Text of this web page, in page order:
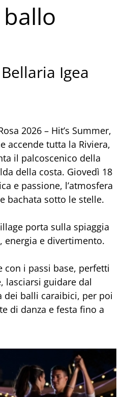
Igea
2026 – Hit’s Summer,
accende tutta la Riviera,
il palcoscenico della
della costa. Giovedì 18
e passione, l’atmosfera
bachata sotto le stelle.
porta sulla spiaggia
energia e divertimento.
con i passi base, perfetti
lasciarsi guidare dal
dei balli caraibici, per poi
di danza e festa fino a